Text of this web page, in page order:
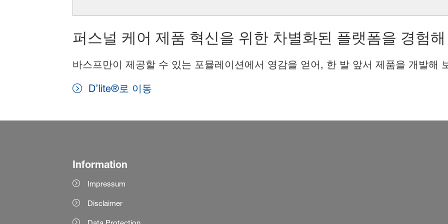
퍼스널 케어 제품 혁신을 위한 차별화된 플랫폼을 경험
바스프만이 제공할 수 있는 포뮬레이션에서 영감을 얻어, 한 발 앞서 제품을 개발해
D’lite®로 이동
Information
Impressum
Disclaimer